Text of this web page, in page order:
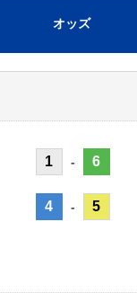
オッズ
1 - 6
4 - 5